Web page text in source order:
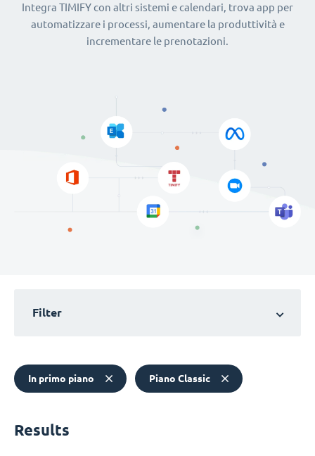
Integra TIMIFY con altri sistemi e calendari, trova app per
automatizzare i processi, aumentare la produttività e
incrementare le prenotazioni.
Filter
In primo piano Piano Classic
Results